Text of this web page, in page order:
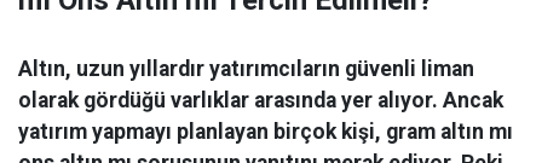
Altın, uzun yıllardır yatırımcıların güvenli liman
olarak gördüğü varlıklar arasında yer alıyor. Ancak
yatırım yapmayı planlayan birçok kişi, gram altın mı